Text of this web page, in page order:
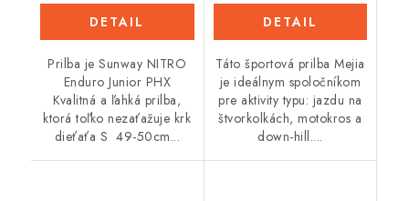
DETAIL
Prilba je Sunway NITRO
Enduro Junior PHX
Kvalitná a ľahká prilba,
ktorá toľko nezaťažuje krk
dieťaťa S 49-50cm...
DETAIL
Táto športová prilba Mejia
je ideálnym spoločníkom
pre aktivity typu: jazdu na
štvorkolkách, motokros a
down-hill....